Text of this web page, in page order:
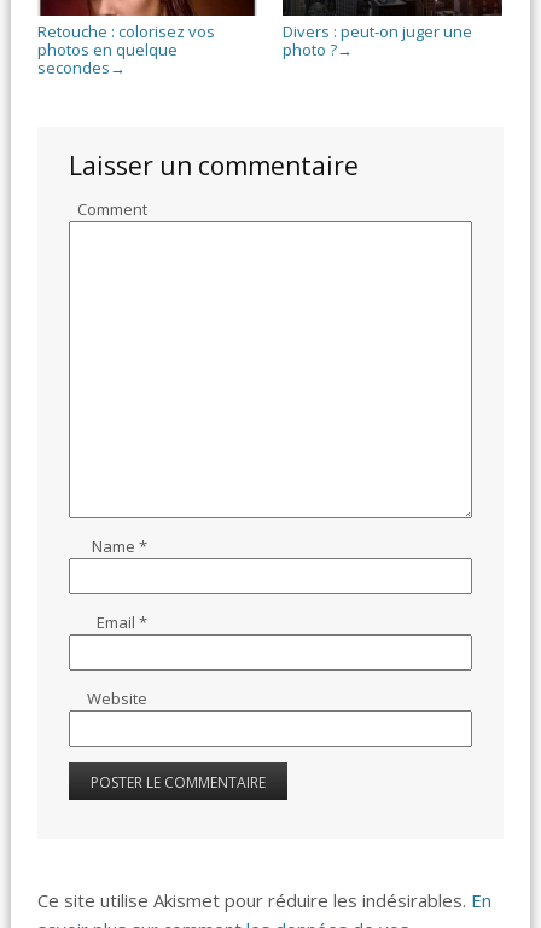
Retouche : colorisez vos
photos en quelque
secondes →
Divers : peut-on juger une
photo ?→
Laisser un commentaire
Comment
Name*
Email*
Website
Ce site utilise Akismet pour réduire les indésirables. En